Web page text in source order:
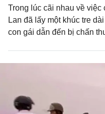
Trong lúc cãi nhau về việc
Lan đã lấy một khúc tre
con gái dẫn đến bị chấn